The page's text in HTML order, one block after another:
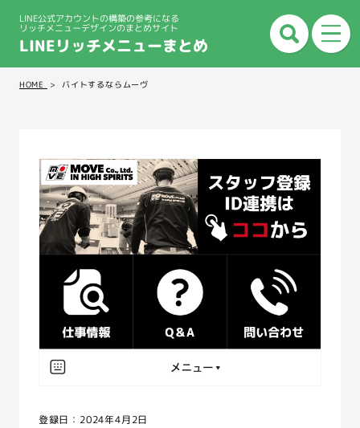
LINE公式アカウントの構築の参考になる
リッチメニューデザインのまとめサイト
LINEリッチメニューまとめ
HOME バイトするならムーヴ
登録日：2024年4月2日